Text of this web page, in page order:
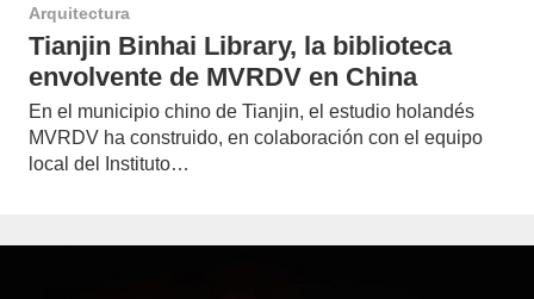
Arquitectura
Tianjin Binhai Library, la biblioteca
envolvente de MVRDV en China
En el municipio chino de Tianjin, el estudio holandés
MVRDV ha construido, en colaboración con el equipo
local del Instituto…